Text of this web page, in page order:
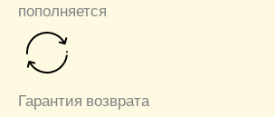
пополняется
Гарантия возврата